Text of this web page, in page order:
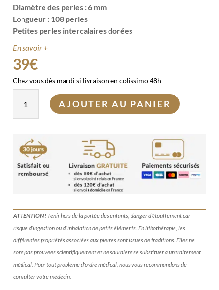
Diamètre des perles : 6 mm
Longueur : 108 perles
Petites perles intercalaires dorées
En savoir +
39€
Chez vous dès mardi si livraison en colissimo 48h
Mala
Howlite
Bois
AJOUTER AU PANIER
ATTENTION !Tenirhors de la portée des enfants, danger d'étouffement car
risque d’ingestion ou d’ inhalation de petits éléments.En lithothérapie, les
différentes propriétés associées aux pierres sont issues de traditions. Elles ne
sont pas prouvées scientifiquement et ne sauraient se substituer à un traitement
médical. Pour tout problème d'ordre médical, nous vous recommandons de
consulter votre médecin.